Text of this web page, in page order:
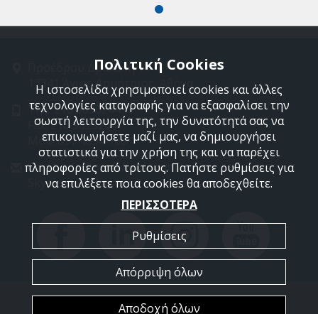
Προέδρου Δρακάκη 11
17341 Άγιος Δημήτριος, Αθήνα
Τηλ: 210 9850244
Fax: 210 9823264
Mob: 697 4894 108
Email: info@profelmnet.com
Skype: profelmnet
Copyright © 2026 ProfelmNet.
Πολιτική Cookies
Η ιστοσελίδα χρησιμοποιεί cookies και άλλες
τεχνολογίες καταγραφής για να εξασφαλίσει την
σωστή λειτουργία της, την δυνατότητά σας να
επικοινωνήσετε μαζί μας, να δημιουργήσει
στατιστικά για την χρήση της και να παρέχει
πληροφορίες από τρίτους. Πατήστε ρυθμίσεις για
να επιλέξετε ποια cookies θα αποδεχθείτε.
ΠΕΡΙΣΣΟΤΕΡΑ
Ρυθμίσεις
Απόρριψη όλων
Αποδοχή όλων